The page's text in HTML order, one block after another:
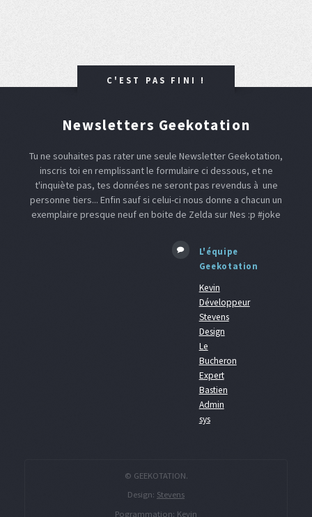
C'EST PAS FINI !
Newsletters Geekotation
Tu ne souhaites pas rater une seule Newsletter Geekotation,
inscris toi en remplissant le formulaire ci dessous, et ne
t'inquiète pas, tes données ne seront pas revendus à une
personne tiers... Enfin sauf si celui-ci nous donne a chacun un
exemplaire presque neuf en boite de Zelda sur Nes :p #joke
L'équipe
Geekotation
Kevin
Développeur
Stevens
Design
Le
Bucheron
Expert
Bastien
Admin
sys
© GEEKOTATION.
Design: Stevens
Pogrammation: Kevin